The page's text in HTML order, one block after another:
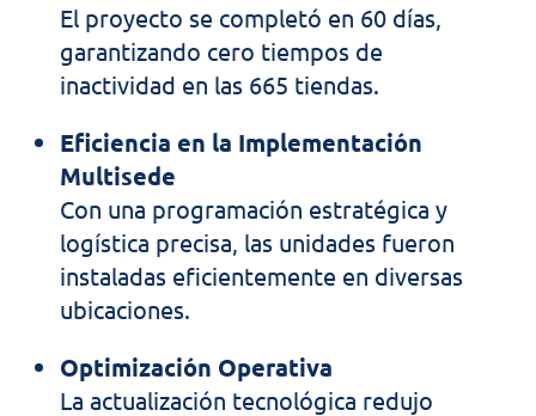
El proyecto se completó en 60 días,
garantizando cero tiempos de
inactividad en las 665 tiendas.
Eficiencia en la Implementación
Multisede
Con una programación estratégica y
logística precisa, las unidades fueron
instaladas eficientemente en diversas
ubicaciones.
Optimización Operativa
La actualización tecnológica redujo